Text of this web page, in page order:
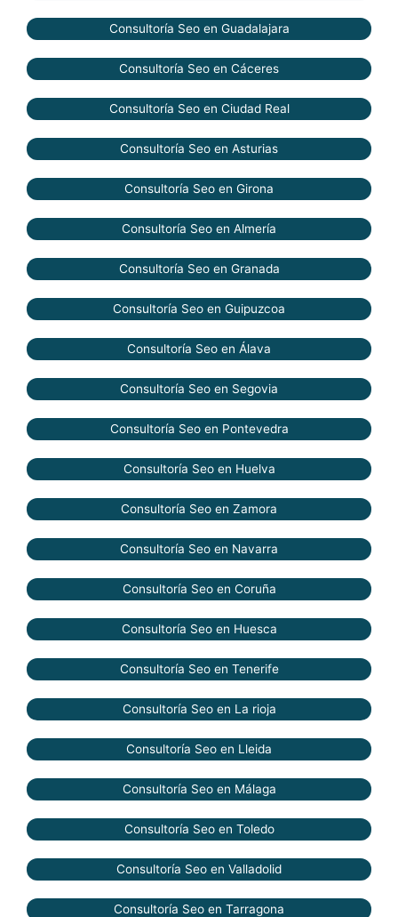
Consultoría Seo en Guadalajara
Consultoría Seo en Cáceres
Consultoría Seo en Ciudad Real
Consultoría Seo en Asturias
Consultoría Seo en Girona
Consultoría Seo en Almería
Consultoría Seo en Granada
Consultoría Seo en Guipuzcoa
Consultoría Seo en Álava
Consultoría Seo en Segovia
Consultoría Seo en Pontevedra
Consultoría Seo en Huelva
Consultoría Seo en Zamora
Consultoría Seo en Navarra
Consultoría Seo en Coruña
Consultoría Seo en Huesca
Consultoría Seo en Tenerife
Consultoría Seo en La rioja
Consultoría Seo en Lleida
Consultoría Seo en Málaga
Consultoría Seo en Toledo
Consultoría Seo en Valladolid
Consultoría Seo en Tarragona